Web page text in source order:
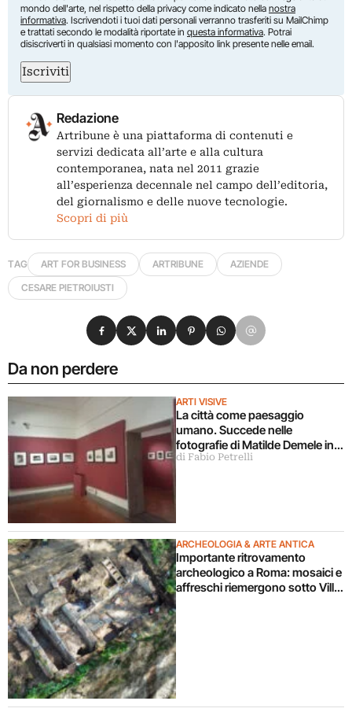
mondo dell'arte, nel rispetto della privacy come indicato nella nostra
informativa. Iscrivendoti i tuoi dati personali verranno trasferiti su MailChimp
e trattati secondo le modalità riportate in questa informativa. Potrai
disiscriverti in qualsiasi momento con l'apposito link presente nelle email.
Iscriviti
Redazione
Artribune è una piattaforma di contenuti e
servizi dedicata all’arte e alla cultura
contemporanea, nata nel 2011 grazie
all’esperienza decennale nel campo dell’editoria,
del giornalismo e delle nuove tecnologie.
Scopri di più
TAG ART FOR BUSINESS ARTRIBUNE
AZIENDE
CESARE PIETROIUSTI
Da non perdere
ARTI VISIVE
La città come paesaggio
umano. Succede nelle
fotografie di Matilde Demele in
mostra a Roma
di Fabio Petrelli
ARCHEOLOGIA & ARTE ANTICA
Importante ritrovamento
archeologico a Roma: mosaici e
affreschi riemergono sotto Villa
Condividi su Facebook
Condividi su X
Condividi su LinkedIn
Condividi su Pinterest
Condividi su WhatsApp
Condividi su Email